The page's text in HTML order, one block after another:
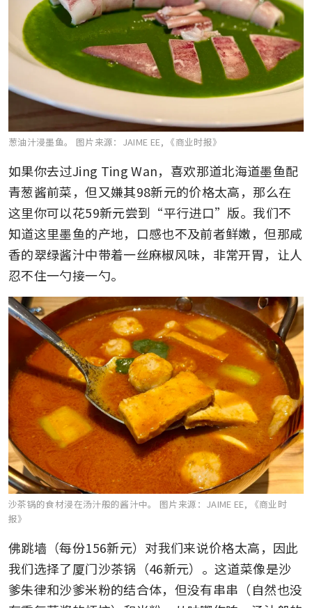
葱油汁浸墨鱼。 图片来源：JAIME EE, 《商业时报》
如果你去过Jing Ting Wan，喜欢那道北海道墨鱼配
青葱酱前菜，但又嫌其98新元的价格太高，那么在
这里你可以花59新元尝到“平行进口”版。我们不
知道这里墨鱼的产地，口感也不及前者鲜嫩，但那咸
香的翠绿酱汁中带着一丝麻椒风味，非常开胃，让人
忍不住一勺接一勺。
沙茶锅的食材浸在汤汁般的酱汁中。 图片来源：JAIME EE, 《商业时
报》
佛跳墙（每份156新元）对我们来说价格太高，因此
我们选择了厦门沙茶锅（46新元）。这道菜像是沙
爹朱律和沙爹米粉的结合体，但没有串串（自然也没